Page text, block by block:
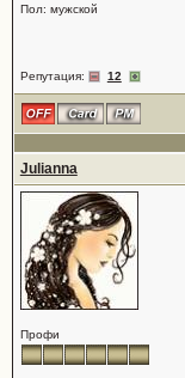
Пол: мужской
Репутация: 12
Julianna
Профи